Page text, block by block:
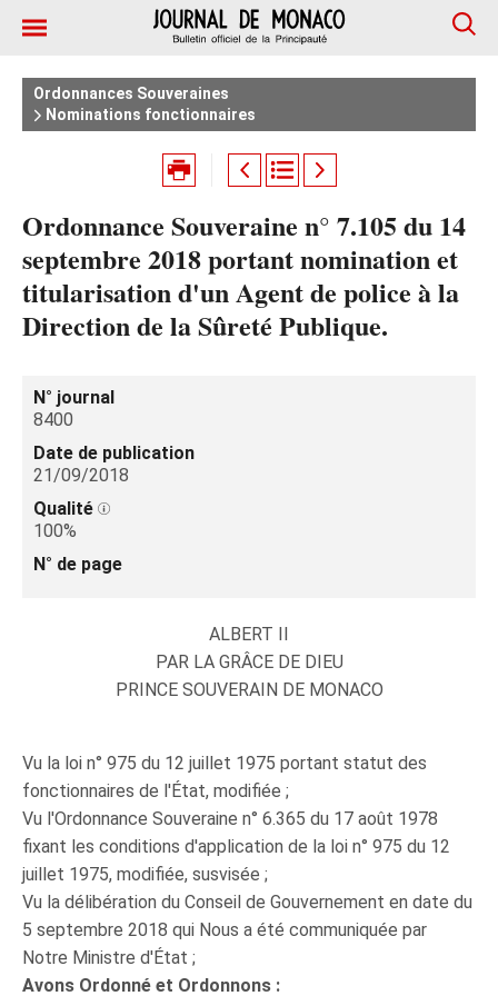
Ordonnances Souveraines
Nominations fonctionnaires
Ordonnance Souveraine n° 7.105 du 14
septembre 2018 portant nomination et
titularisation d'un Agent de police à la
Direction de la Sûreté Publique.
N° journal
8400
Date de publication
21/09/2018
Qualité
100%
N° de page
ALBERT II
PAR LA GRÂCE DE DIEU
PRINCE SOUVERAIN DE MONACO
Vu la loi n° 975 du 12 juillet 1975 portant statut des
fonctionnaires de l'État, modifiée ;
Vu l'Ordonnance Souveraine n° 6.365 du 17 août 1978
fixant les conditions d'application de la loi n° 975 du 12
juillet 1975, modifiée, susvisée ;
Vu la délibération du Conseil de Gouvernement en date du
5 septembre 2018 qui Nous a été communiquée par
Notre Ministre d'État ;
Avons Ordonné et Ordonnons :